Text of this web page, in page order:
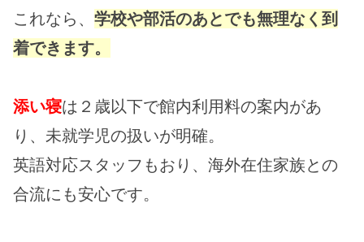
これなら、 学校や部活のあとでも無理なく到
着できます。
添い寝は２歳以下で館内利用料の案内があ
り、未就学児の扱いが明確。
英語対応スタッフもおり、海外在住家族との
合流にも安心です。